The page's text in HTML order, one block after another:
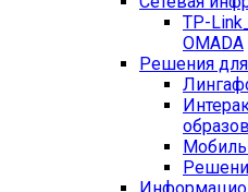
TP-Link_
OMADA
Решения